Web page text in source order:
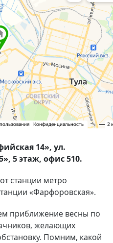
14», ул.
5 этаж, офис 510.
станции метро
«Фарфоровская».
приближение весны по
желающих
Помним, какой